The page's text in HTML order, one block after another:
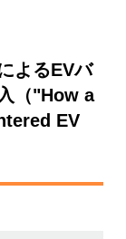
よるEVバ
（"How a
EV